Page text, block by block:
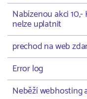
Nabízenou akci
nelze uplatnit
prechod na web
Error log
Neběží webhosting